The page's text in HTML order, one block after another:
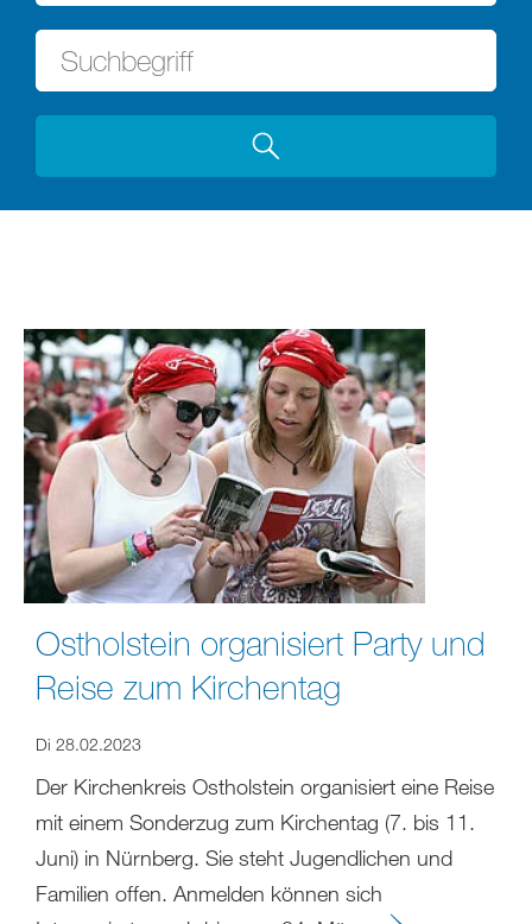
Ostholstein organisiert Party und
Reise zum Kirchentag
Di 28.02.2023
Der Kirchenkreis Ostholstein organisiert eine Reise
mit einem Sonderzug zum Kirchentag (7. bis 11.
Juni) in Nürnberg. Sie steht Jugendlichen und
Familien offen. Anmelden können sich